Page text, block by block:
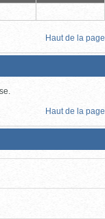
Haut de la page
Haut de la page